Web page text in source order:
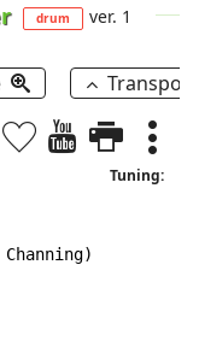
drum ver. 1
Tuning: